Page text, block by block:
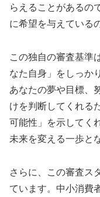
らえることがあるの
に希望を与えている
この独自の審査基準
なた自身」をしっか
あなたの夢や目標、
けを判断してくれる
可能性」を示してく
未来を変える一歩と
さらに、この審査ス
ています。中小消費